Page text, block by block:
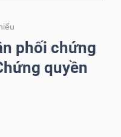
phối chứng
quyền